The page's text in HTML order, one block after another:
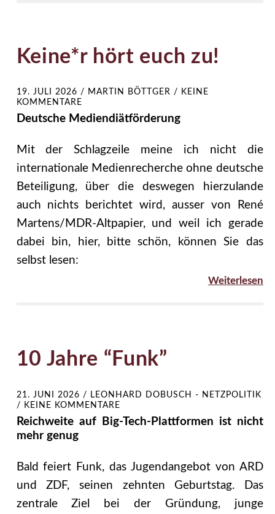
Keine*r hört euch zu!
19. JULI 2026 / MARTIN BÖTTGER /
KEINE
KOMMENTARE
Deutsche Mediendiätförderung
Mit der Schlagzeile meine ich nicht die
internationale Medienrecherche ohne deutsche
Beteiligung, über die deswegen hierzulande
auch nichts berichtet wird, ausser von René
Martens/MDR-Altpapier, und weil ich gerade
dabei bin, hier, bitte schön, können Sie das
selbst lesen:
Weiterlesen
10 Jahre “Funk”
21. JUNI 2026 / LEONHARD DOBUSCH - NETZPOLITIK
/ KEINE KOMMENTARE
Reichweite auf Big-Tech-Plattformen ist nicht
mehr genug
Bald feiert Funk, das Jugendangebot von ARD
und ZDF, seinen zehnten Geburtstag. Das
zentrale Ziel bei der Gründung, junge